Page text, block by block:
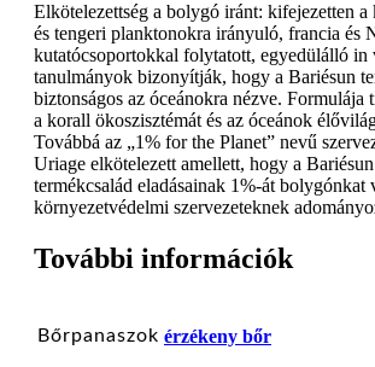
Elkötelezettség a bolygó iránt: kifejezetten
és tengeri planktonokra irányuló, francia és
kutatócsoportokkal folytatott, egyedülálló in
tanulmányok bizonyítják, hogy a Bariésun
biztonságos az óceánokra nézve. Formulája
a korall ökoszisztémát és az óceánok
Továbbá az „1% for the Planet” nevű
Uriage elkötelezett amellett, hogy a
termékcsalád eladásainak 1%-át
környezetvédelmi szervezeteknek
További információk
Bőrpanaszok érzékeny bőr